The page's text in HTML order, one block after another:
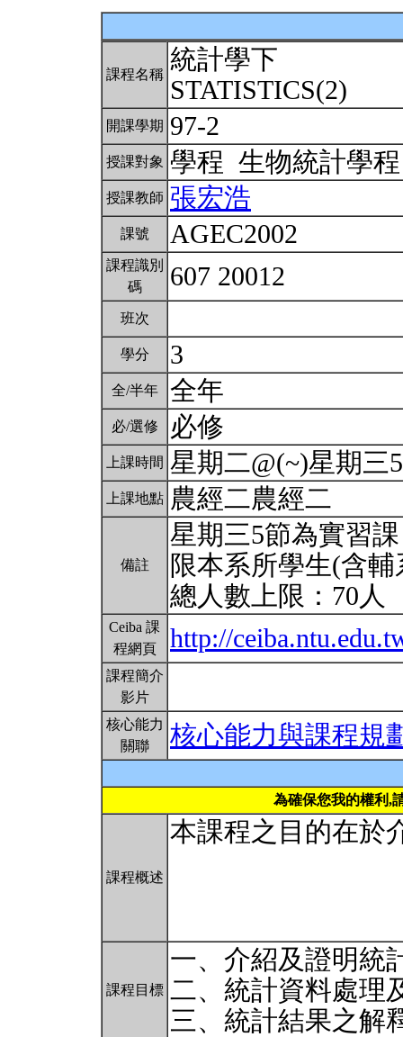
課程名稱 統計學下
STATISTICS(2)
開課學期 97-2
授課對象 學程 生物統計學
授課教師 張宏浩
課號 AGEC2002
課程識別
碼
607 20012
班次
學分 3
全/半年 全年
必/選修 必修
上課時間 星期二@(~)星期三
上課地點 農經二農經二
備註
星期三5節為實習課
限本系所學生(含
總人數上限：70人
Ceiba 課
程網頁
http://
課程簡介
影片
核心能力
關聯
核心能力與課程規
為確保您我的權利,
課程概述
本課程之目的在於
課程目標
一、介紹及證明統
二、統計資料處理
三、統計結果之解